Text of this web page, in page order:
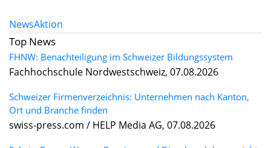
NewsAktion
Top News
FHNW: Benachteiligung im Schweizer Bildungssystem
Fachhochschule Nordwestschweiz, 07.08.2026
Schweizer Firmenverzeichnis: Unternehmen nach Kanton,
Ort und Branche finden
swiss-press.com / HELP Media AG, 07.08.2026